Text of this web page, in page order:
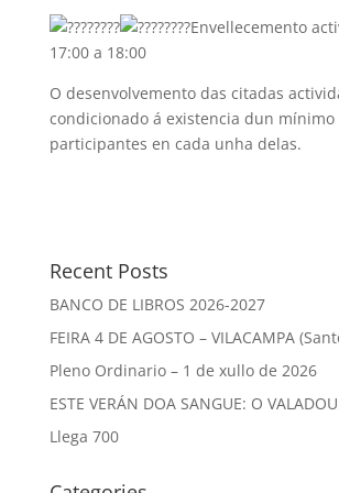
Envellecemento
17:00 a 18:00
O desenvolvemento das citadas
condicionado á existencia dun mínimo
participantes en cada unha delas.
Recent Posts
BANCO DE LIBROS 2026-2027
FEIRA 4 DE AGOSTO – VILACAMPA
Pleno Ordinario – 1 de xullo de 2026
ESTE VERÁN DOA SANGUE: O
Llega 700